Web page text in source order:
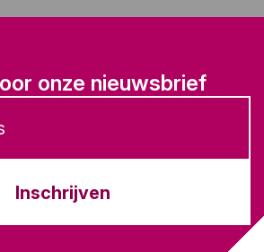
onze nieuwsbrief
Inschrijven